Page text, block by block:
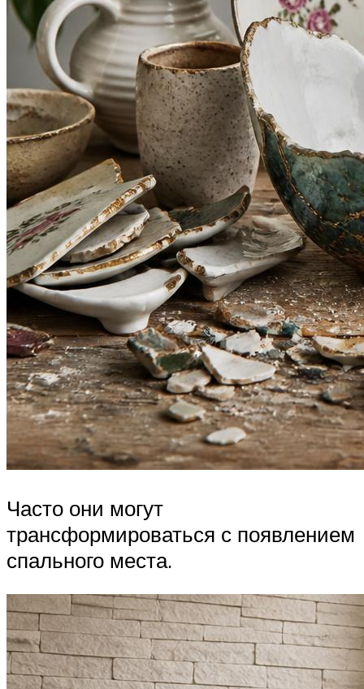
Часто они могут
трансформироваться с появлением
спального места.